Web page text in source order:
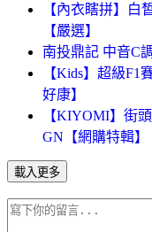
【內衣瞎拼】白
【嚴選】
南投鼎記 中音C
【Kids】超級F1
好康】
【KIYOMI】街
GN【網購特輯】
載入更多